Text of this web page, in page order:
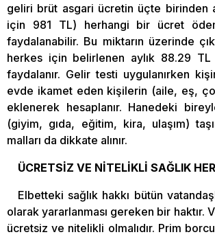
geliri brüt asgari ücretin üçte birinden
için 981 TL) herhangi bir ücret
faydalanabilir. Bu miktarın üzerinde
herkes için belirlenen aylık 88.29
faydalanır. Gelir testi uygulanırken
evde ikamet eden kişilerin (aile, eş,
eklenerek hesaplanır. Hanedeki
(giyim, gıda, eğitim, kira, ulaşım)
malları da dikkate alınır.
ÜCRETSİZ VE NİTELİKLİ SAĞLIK
Elbetteki sağlık hakkı bütün
olarak yararlanması gereken bir haktır.
ücretsiz ve nitelikli olmalıdır. Prim